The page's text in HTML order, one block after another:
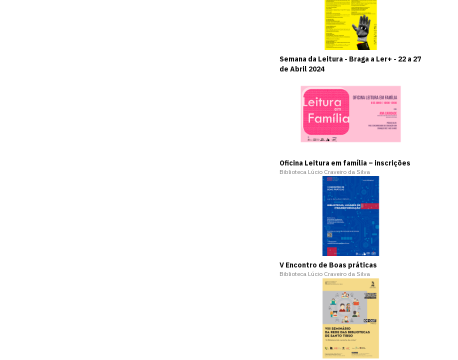
Semana da Leitura - Braga a Ler+ - 22 a 27
de Abril 2024
Oficina Leitura em família – inscrições
Biblioteca Lúcio Craveiro da Silva
V Encontro de Boas práticas
Biblioteca Lúcio Craveiro da Silva